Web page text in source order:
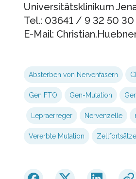
Universitätsklinikum
Tel.: 03641 / 9 32 50 30
E-Mail:
Absterben von Nervenfasern
Gen FTO Gen-Mutation
Lepraerreger Nervenzelle
Vererbte Mutation Zellfortsätze